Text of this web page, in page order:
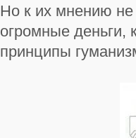
Но к их мнению
огромные
принципы